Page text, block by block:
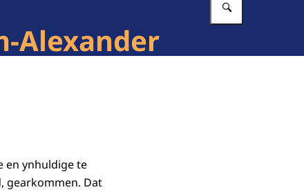
Alexander
en ynhuldige te
gearkommen. Dat